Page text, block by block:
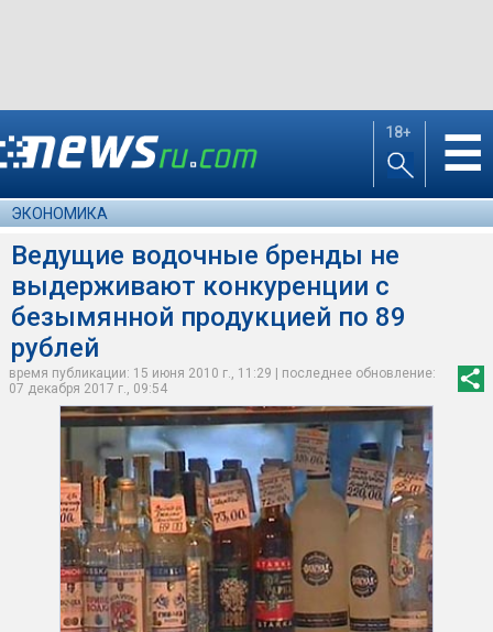
18+ ☰
ЭКОНОМИКА
Ведущие водочные бренды не
выдерживают конкуренции с
безымянной продукцией по 89
рублей
время публикации: 15 июня 2010 г., 11:29 | последнее обновление:
07 декабря 2017 г., 09:54